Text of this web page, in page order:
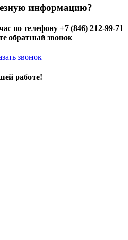
информацию?
по телефону +7 (846) 212-99-71
обратный звонок
звонок
работе!